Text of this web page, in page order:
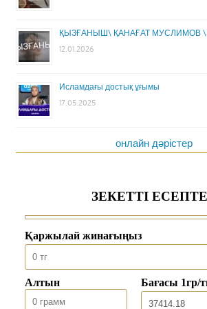
ҚЫЗҒАНЫШ\ ҚАНАҒАТ МУСЛИМОВ \
12.01.2026
Исламдағы достық ұғымы
17.05.2025
онлайн дәрістер